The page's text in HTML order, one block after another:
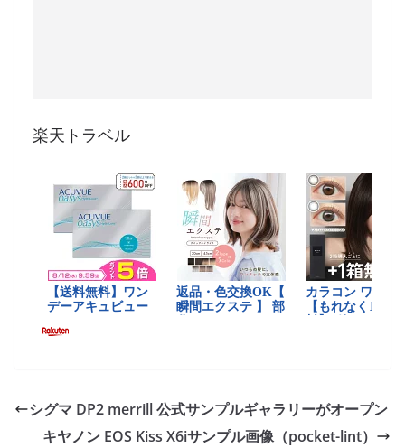
楽天トラベル
シグマ DP2 merrill 公式サンプルギャラリーがオープン
キヤノン EOS Kiss X6iサンプル画像（pocket-lint）